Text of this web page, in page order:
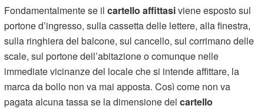
Fondamentalmente se ilcartello affittasiviene esposto sul
portone d’ingresso, sulla cassetta delle lettere, alla finestra,
sulla ringhiera del balcone, sul cancello, sul corrimano delle
scale, sul portone dell’abitazione o comunque nelle
immediate vicinanze del locale che si intende affittare, la
marca da bollo non va mai apposta. Così come non va
pagata alcuna tassa se la dimensione delcartello